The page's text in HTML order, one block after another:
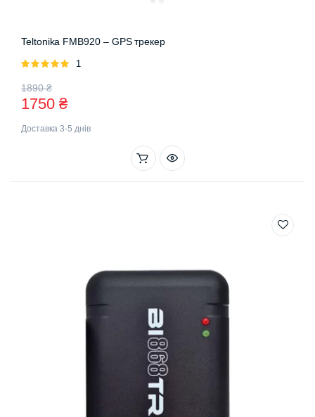
Teltonika FMB920 – GPS трекер
Оцінено
1
1890₴
Оригінальна
ціна:
1890 ₴.
1750 ₴
Поточна
ціна:
1750 ₴.
Доставка 3-5 днів